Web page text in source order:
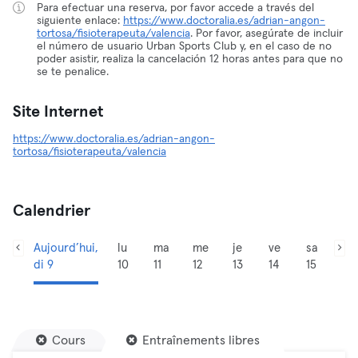
Para efectuar una reserva, por favor accede a través del
siguiente enlace: https://www.doctoralia.es/adrian-angon-
tortosa/fisioterapeuta/valencia. Por favor, asegúrate de incluir
el número de usuario Urban Sports Club y, en el caso de no
poder asistir, realiza la cancelación 12 horas antes para que no
se te penalice.
Site Internet
https://www.doctoralia.es/adrian-angon-
tortosa/fisioterapeuta/valencia
Calendrier
Aujourd’hui,
di 9
lu
10
ma
11
me
12
je
13
ve
14
sa
15
Cours Entraînements libres